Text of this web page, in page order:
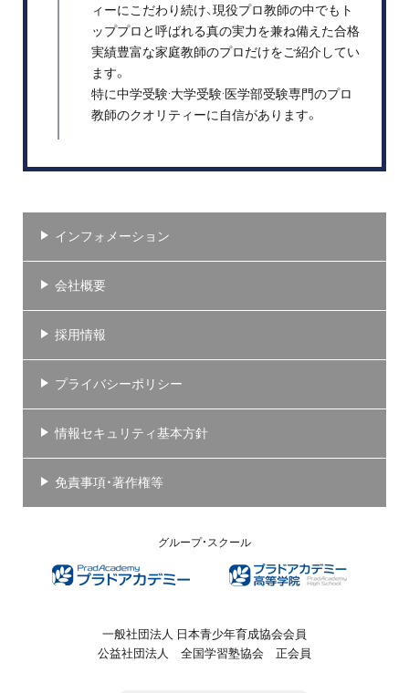
ィーにこだわり続け、現役プロ教師の中でもト
ッププロと呼ばれる真の実力を兼ね備えた合格
実績豊富な家庭教師のプロだけをご紹介してい
ます。
特に中学受験·大学受験·医学部受験専門のプロ
教師のクオリティーに自信があります。
インフォメーション
会社概要
採用情報
プライバシーポリシー
情報セキュリティ基本方針
免責事項・著作権等
グループ・スクール
一般社団法人 日本青少年育成協会会員
公益社団法人 全国学習塾協会 正会員